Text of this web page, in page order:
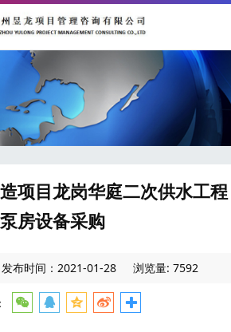
项目龙岗华庭二次供水工程
泵房设备采购
发布时间：2021-01-28 浏览量: 7592